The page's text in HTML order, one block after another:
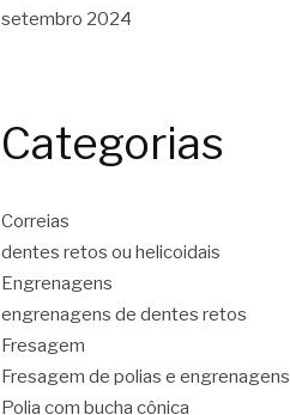
setembro 2024
Categorias
Correias
dentes retos ou helicoidais
Engrenagens
engrenagens de dentes retos
Fresagem
Fresagem de polias e engrenagens
Polia com bucha cônica